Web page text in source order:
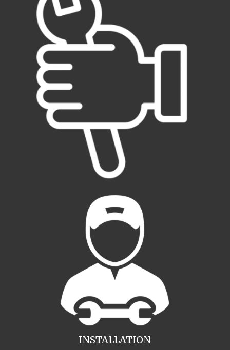
INSTALLATION